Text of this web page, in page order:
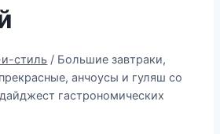
стиль / Большие завтраки,
анчоусы и гуляш со
гастрономических